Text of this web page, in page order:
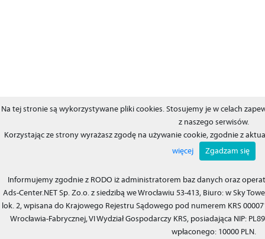
Na tej stronie są wykorzystywane pliki cookies. Stosujemy je w celach
z naszego serwisów.
Korzystając ze strony wyrażasz zgodę na używanie cookie, zgodnie z
więcej
Zgadzam się
Informujemy zgodnie z RODO iż administratorem baz danych oraz
Ads-Center.NET Sp. Zo.o. z siedzibą we Wrocławiu 53-413, Biuro: w Sky
lok. 2, wpisana do Krajowego Rejestru Sądowego pod numerem KRS
Wrocławia-Fabrycznej, VI Wydział Gospodarczy KRS, posiadająca NIP:
wpłaconego: 10000 PLN.